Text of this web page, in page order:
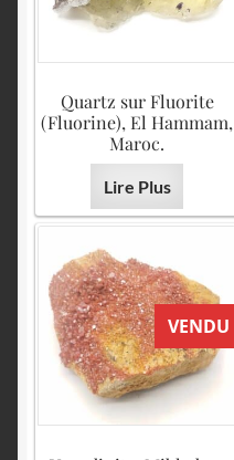
Quartz sur Fluorite
(Fluorine), El Hammam,
Maroc.
Lire Plus
VENDU